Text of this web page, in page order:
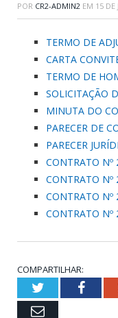
POR CR2-ADMIN2 EM 15 DE
TERMO DE
CARTA
TERMO DE
SOLICITAÇÃO
MINUTA DO
PARECER DE
PARECER
CONTRATO Nº
CONTRATO Nº
CONTRATO Nº
CONTRATO Nº
COMPARTILHAR:
Twitter
Email